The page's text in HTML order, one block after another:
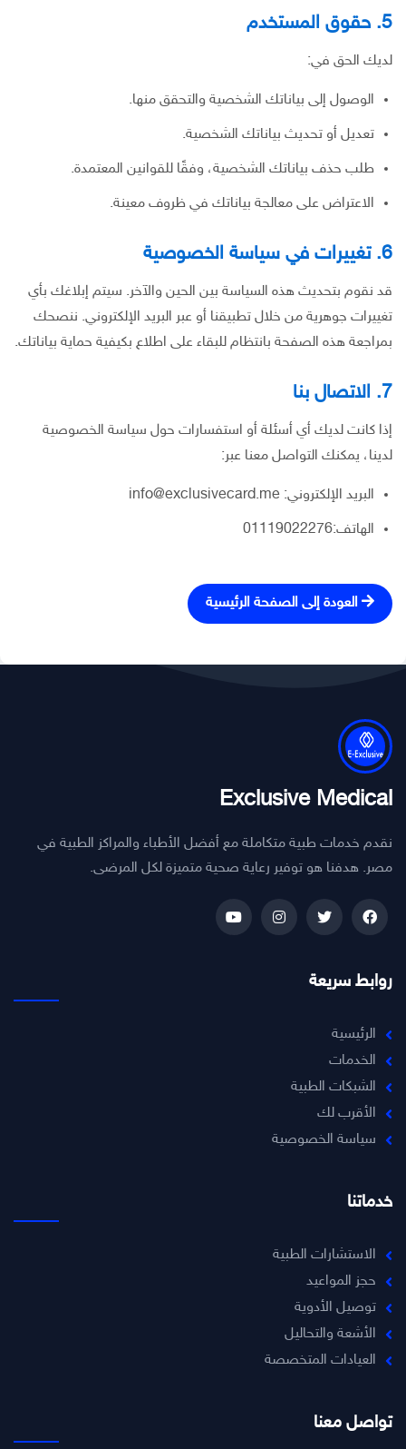
5. حقوق المستخدم
لديك الحق في:
الوصول إلى بياناتك الشخصية والتحقق منها.
تعديل أو تحديث بياناتك الشخصية.
طلب حذف بياناتك الشخصية، وفقًا للقوانين المعتمدة.
الاعتراض على معالجة بياناتك في ظروف معينة.
6. تغييرات في سياسة الخصوصية
قد نقوم بتحديث هذه السياسة بين الحين والآخر. سيتم إبلاغك بأي
تغييرات جوهرية من خلال تطبيقنا أو عبر البريد الإلكتروني. ننصحك
بمراجعة هذه الصفحة بانتظام للبقاء على اطلاع بكيفية حماية بياناتك.
7. الاتصال بنا
إذا كانت لديك أي أسئلة أو استفسارات حول سياسة الخصوصية
لدينا، يمكنك التواصل معنا عبر:
البريد الإلكتروني: info@exclusivecard.me
الهاتف:01119022276
العودة إلى الصفحة الرئيسية
Exclusive Medical
نقدم خدمات طبية متكاملة مع أفضل الأطباء والمراكز الطبية في
مصر. هدفنا هو توفير رعاية صحية متميزة لكل المرضى.
روابط سريعة
الرئيسية
الخدمات
الشبكات الطبية
الأقرب لك
سياسة الخصوصية
خدماتنا
الاستشارات الطبية
حجز المواعيد
توصيل الأدوية
الأشعة والتحاليل
العيادات المتخصصة
تواصل معنا